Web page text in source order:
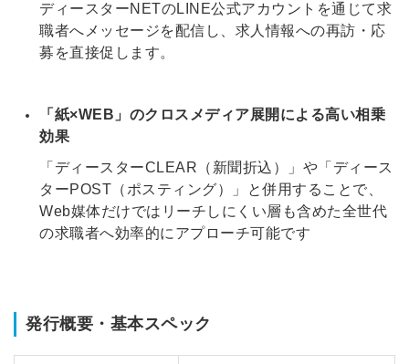
ディースターNETのLINE公式アカウントを通じて求
職者へメッセージを配信し、求人情報への再訪・応
募を直接促します。
「紙×WEB」のクロスメディア展開による高い相乗
効果
「ディースターCLEAR（新聞折込）」や「ディース
ターPOST（ポスティング）」と併用することで、
Web媒体だけではリーチしにくい層も含めた全世代
の求職者へ効率的にアプローチ可能です
発行概要・基本スペック